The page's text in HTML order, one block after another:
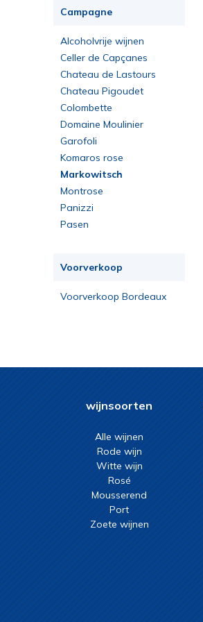
Campagne
Alcoholvrije wijnen
Celler de Capçanes
Chateau de Lastours
Chateau Pigoudet
Colombette
Domaine Moulinier
Garofoli
Komaros rose
Markowitsch
Montrose
Panizzi
Pasen
Voorverkoop
Voorverkoop Bordeaux
wijnsoorten
Alle wijnen
Rode wijn
Witte wijn
Rosé
Mousserend
Port
Zoete wijnen